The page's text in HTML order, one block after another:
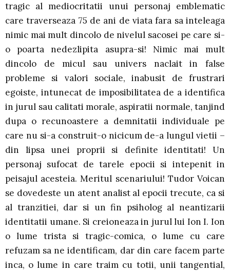
tragic al mediocritatii unui personaj emblematic
care traverseaza 75 de ani de viata fara sa inteleaga
nimic mai mult dincolo de nivelul sacosei pe care si-
o poarta nedezlipita asupra-si! Nimic mai mult
dincolo de micul sau univers naclait in false
probleme si valori sociale, inabusit de frustrari
egoiste, intunecat de imposibilitatea de a identifica
in jurul sau calitati morale, aspiratii normale, tanjind
dupa o recunoastere a demnitatii individuale pe
care nu si-a construit-o nicicum de-a lungul vietii –
din lipsa unei proprii si definite identitati! Un
personaj sufocat de tarele epocii si intepenit in
peisajul acesteia. Meritul scenariului! Tudor Voican
se dovedeste un atent analist al epocii trecute, ca si
al tranzitiei, dar si un fin psiholog al neantizarii
identitatii umane. Si creioneaza in jurul lui Ion I. Ion
o lume trista si tragic-comica, o lume cu care
refuzam sa ne identificam, dar din care facem parte
inca, o lume in care traim cu totii, unii tangential,